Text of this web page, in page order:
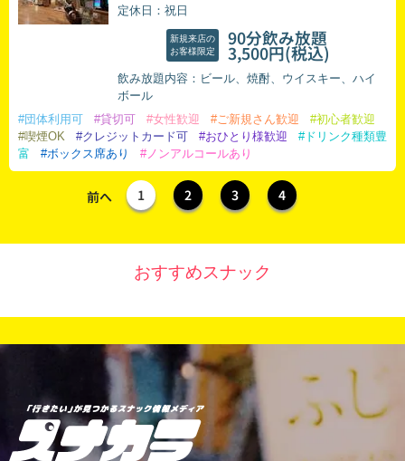
定休日：祝日
新規来店の
お客様限定
90分飲み放題
3,500円(税込)
飲み放題内容：ビール、焼酎、ウイスキー、ハイ
ボール
#団体利用可 #貸切可 #女性歓迎 #ご新規さん歓迎
#初心者歓迎
#喫煙OK
#クレジットカード可 #おひとり様歓迎
#ドリンク種類豊
富
#ボックス席あり #ノンアルコールあり
前へ 1 2 3 4
おすすめスナック